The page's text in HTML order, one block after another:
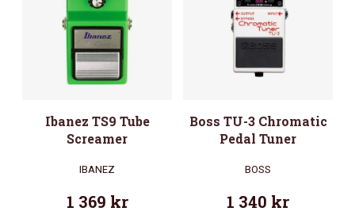
Ibanez TS9 Tube
Screamer
IBANEZ
1 369 kr
Boss TU-3 Chromatic
Pedal Tuner
BOSS
1 340 kr